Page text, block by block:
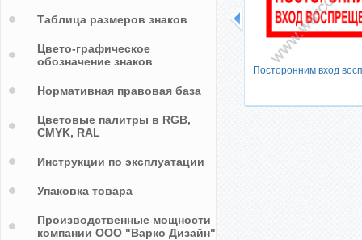
Посторонним вход
Таблица размеров знаков
Цвето-графическое
обозначение знаков
Нормативная правовая база
Цветовые палитры в RGB,
CMYK, RAL
Инструкции по эксплуатации
Упаковка товара
Производственные мощности
компании ООО "Варко Дизайн"